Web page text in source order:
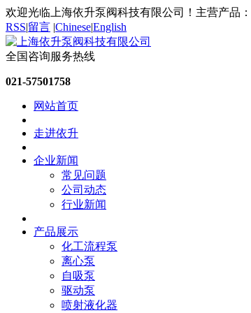
欢迎光临上海依升泵阀科技有限公司！主营产品：
RSS|留言 |Chinese|English
全国咨询服务热线
021-57501758
网站首页
走进依升
企业新闻
常见问题
公司动态
行业新闻
产品展示
化工流程泵
离心泵
自吸泵
驱动泵
喷射液化器